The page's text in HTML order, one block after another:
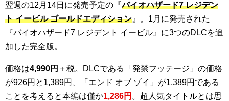
翌週の12月14日に発売予定の『バイオハザード7 レジデン
ト イービル ゴールドエディション 』。1月に発売された
『バイオハザード7 レジデント イービル』に3つのDLCを追
加した完全版。
価格は4,990円 ＋税。DLCである「発禁フッテージ」の価格
が926円と1,389円、「エンド オブ ゾイ」が1,389円である
ことを考えると本編は僅か1,286円 。超人気タイトルとは思